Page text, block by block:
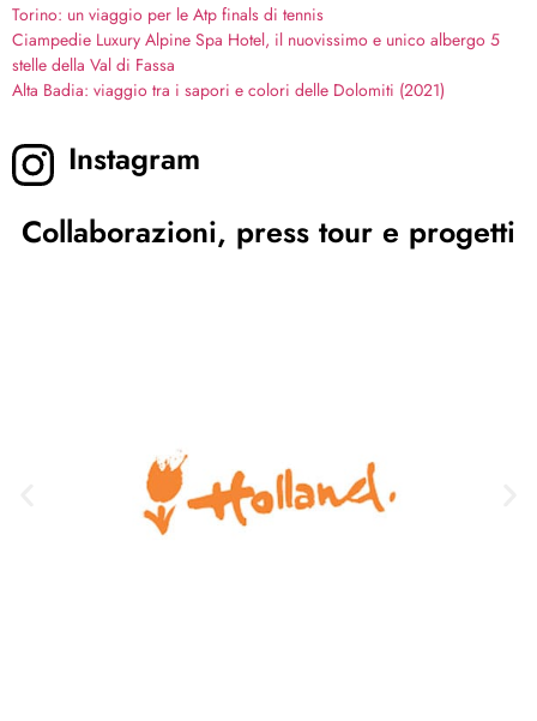
Torino: un viaggio per le Atp finals di tennis
Ciampedie Luxury Alpine Spa Hotel, il nuovissimo e unico albergo 5
stelle della Val di Fassa
Alta Badia: viaggio tra i sapori e colori delle Dolomiti (2021)
Instagram
Collaborazioni, press tour e progetti